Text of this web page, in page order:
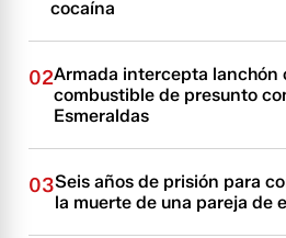
cocaína
02Armada intercepta lanchón
combustible de presunto
Esmeraldas
03Seis años de prisión para
la muerte de una pareja de